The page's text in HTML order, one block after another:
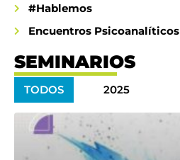
#Hablemos
Encuentros Psicoanalíticos
SEMINARIOS
TODOS 2025